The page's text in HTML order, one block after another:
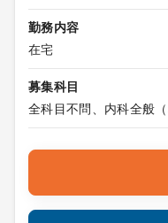
勤務内容
在宅
募集科目
全科目不問、内科全般